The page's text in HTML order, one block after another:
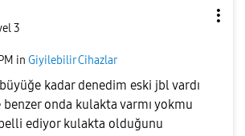
3
in Giyilebilir Cihazlar
kadar denedim eski jbl vardı
onda kulakta varmı yokmu
ediyor kulakta olduğunu